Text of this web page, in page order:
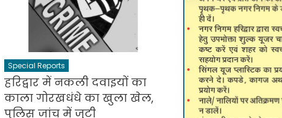
Special Reports
हरिद्वार में नकली दवाइयों का
काला गोरखधंधे का खुला खेल,
पुलिस जांच में जुटी